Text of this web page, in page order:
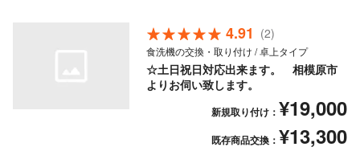
4.91 (2)
食洗機の交換・取り付け / 卓上タイプ
☆土日祝日対応出来ます。 相模原市
よりお伺い致します。
新規取り付け： ¥19,000
既存商品交換： ¥13,300